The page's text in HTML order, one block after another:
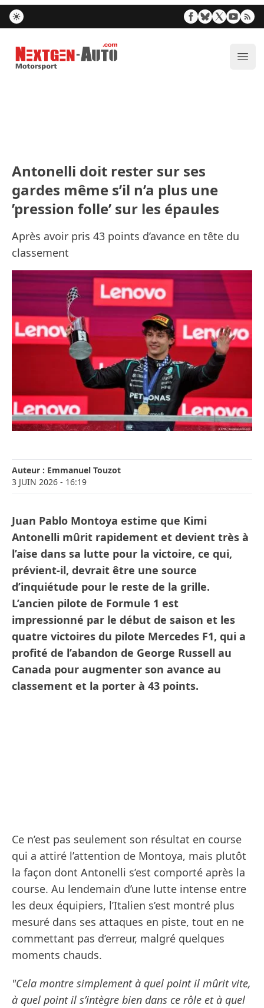
Nextgen-Auto.com
Antonelli doit rester sur ses
gardes même s’il n’a plus une
’pression folle’ sur les épaules
Après avoir pris 43 points d’avance en tête du
classement
Auteur : Emmanuel Touzot
3 JUIN 2026 - 16:19
Juan Pablo Montoya estime que Kimi
Antonelli mûrit rapidement et devient très à
l’aise dans sa lutte pour la victoire, ce qui,
prévient-il, devrait être une source
d’inquiétude pour le reste de la grille.
L’ancien pilote de Formule 1 est
impressionné par le début de saison et les
quatre victoires du pilote Mercedes F1, qui a
profité de l’abandon de George Russell au
Canada pour augmenter son avance au
classement et la porter à 43 points.
Ce n’est pas seulement son résultat en course
qui a attiré l’attention de Montoya, mais plutôt
la façon dont Antonelli s’est comporté après la
course. Au lendemain d’une lutte intense entre
les deux équipiers, l’Italien s’est montré plus
mesuré dans ses attaques en piste, tout en ne
commettant pas d’erreur, malgré quelques
moments chauds.
"Cela montre simplement à quel point il mûrit vite,
à quel point il s’intègre bien dans ce rôle et à quel